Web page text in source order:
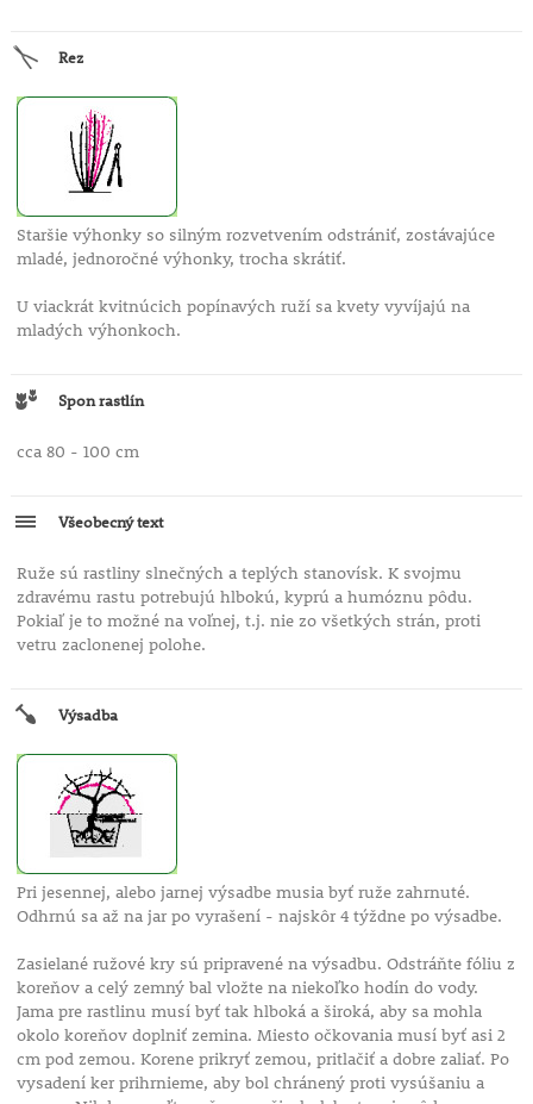
Rez
Staršie výhonky so silným rozvetvením odstrániť, zostávajúce
mladé, jednoročné výhonky, trocha skrátiť.
U viackrát kvitnúcich popínavých ruží sa kvety vyvíjajú na
mladých výhonkoch.
Spon rastlín
cca 80 - 100 cm
Všeobecný text
Ruže sú rastliny slnečných a teplých stanovísk. K svojmu
zdravému rastu potrebujú hlbokú, kyprú a humóznu pôdu.
Pokiaľ je to možné na voľnej, t.j. nie zo všetkých strán, proti
vetru zaclonenej polohe.
Výsadba
Pri jesennej, alebo jarnej výsadbe musia byť ruže zahrnuté.
Odhrnú sa až na jar po vyrašení - najskôr 4 týždne po výsadbe.
Zasielané ružové kry sú pripravené na výsadbu. Odstráňte fóliu z
koreňov a celý zemný bal vložte na niekoľko hodín do vody.
Jama pre rastlinu musí byť tak hlboká a široká, aby sa mohla
okolo koreňov doplniť zemina. Miesto očkovania musí byť asi 2
cm pod zemou. Korene prikryť zemou, pritlačiť a dobre zaliať. Po
vysadení ker prihrnieme, aby bol chránený proti vysúšaniu a